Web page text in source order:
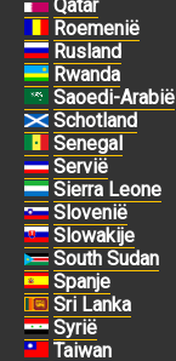
Qatar
Roemenië
Rusland
Rwanda
Saoedi-Arabië
Schotland
Senegal
Servië
Sierra Leone
Slovenië
Slowakije
South Sudan
Spanje
Sri Lanka
Syrië
Taiwan